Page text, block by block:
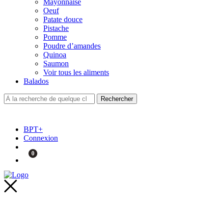
Mayonnaise
Oeuf
Patate douce
Pistache
Pomme
Poudre d’amandes
Quinoa
Saumon
Voir tous les aliments
Balados
BPT+
Connexion
0